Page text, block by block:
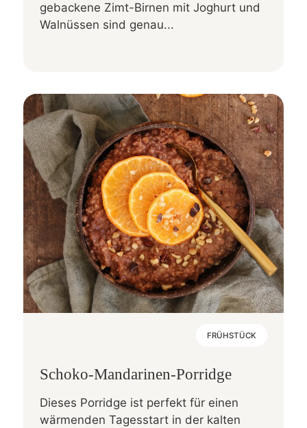
gebackene Zimt-Birnen mit Joghurt und
Walnüssen sind genau...
FRÜHSTÜCK
Schoko-Mandarinen-Porridge
Dieses Porridge ist perfekt für einen
wärmenden Tagesstart in der kalten